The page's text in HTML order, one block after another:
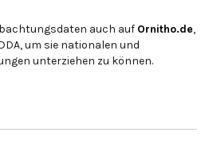
auch auf Ornitho.de,
um sie nationalen und
unterziehen zu können.